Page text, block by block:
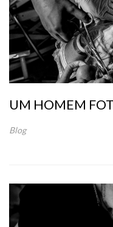
UM HOMEM
Blog